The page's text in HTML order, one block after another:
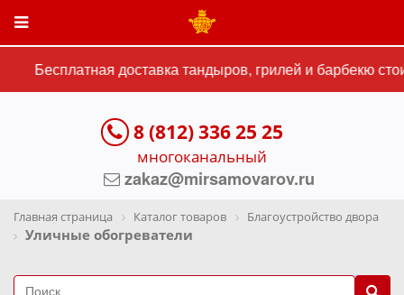
Бесплатная доставка тандыров, грилей и барбекю
8 (812) 336 25 25
многоканальный
zakaz@mirsamovarov.ru
Главная страница Каталог товаров Благоустройство двора
Уличные обогреватели